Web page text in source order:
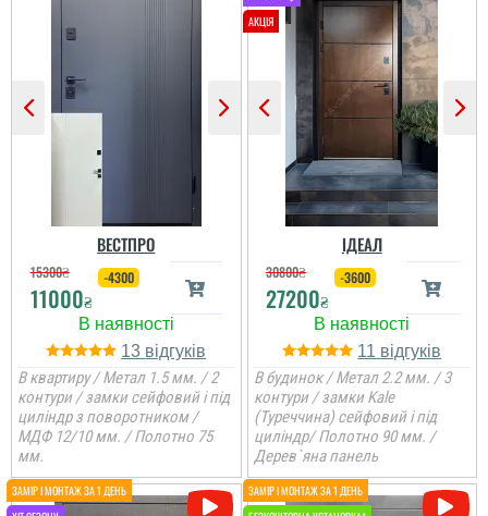
ВЕСТПРО
15300₴
11000₴
-4300
13
В квартиру / Метал 1.5 мм. / 2
контури / замки сейфовий і під
циліндр з поворотником /
МДФ 12/10 мм. / Полотно 75
мм.
ІДЕАЛ
30800₴
27200₴
-3600
11
В будинок / Метал 2.2 мм. / 3
контури / замки Kale
(Туреччина) сейфовий і під
циліндр/ Полотно 90 мм. /
Дерев`яна панель